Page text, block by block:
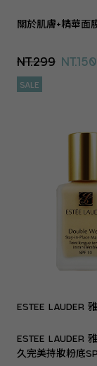
關於肌膚+精華面
NT.299 NT.150
SALE
ESTEE LAUDER
ESTEE LAUDER
久完美持妝粉底